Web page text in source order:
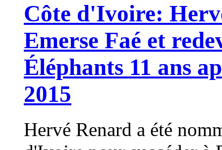
Côte d'Ivoire:
Emerse Faé et
Éléphants 11 ans
2015
Hervé Renard a été